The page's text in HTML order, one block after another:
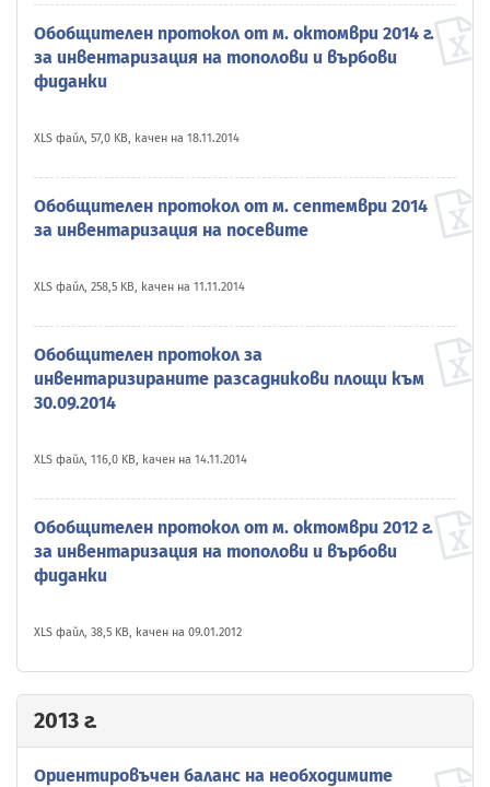
Обобщителен протокол от м. октомври 2014 г.
за инвентаризация на тополови и върбови
фиданки
XLS файл, 57,0 KB, качен на 18.11.2014
Обобщителен протокол от м. септември 2014
за инвентаризация на посевите
XLS файл, 258,5 KB, качен на 11.11.2014
Обобщителен протокол за
инвентаризираните разсадникови площи към
30.09.2014
XLS файл, 116,0 KB, качен на 14.11.2014
Обобщителен протокол от м. октомври 2012 г.
за инвентаризация на тополови и върбови
фиданки
XLS файл, 38,5 KB, качен на 09.01.2012
2013 г.
Ориентировъчен баланс на необходимите